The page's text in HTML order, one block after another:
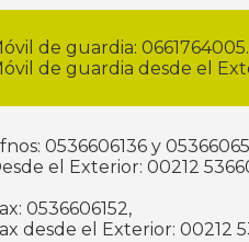
de guardia: 0661764005.
de guardia desde el
0536606136 y
el Exterior: 00212
0536606152,
desde el Exterior: 00212